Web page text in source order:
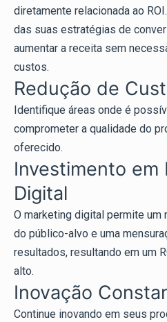
diretamente relacionada ao
das suas estratégias de
aumentar a receita sem
custos.
Redução de
Identifique áreas onde é
comprometer a qualidade do
oferecido.
Investimento em
Digital
O marketing digital permite um
do público-alvo e uma
resultados, resultando em um
alto.
Inovação
Continue inovando em seus